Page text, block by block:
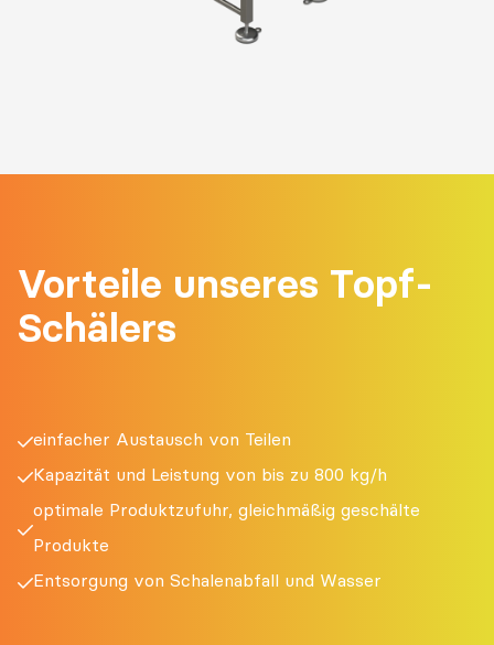
Vorteile unseres Topf-
Schälers
einfacher Austausch von Teilen
Kapazität und Leistung von bis zu 800 kg/h
optimale Produktzufuhr, gleichmäßig geschälte
Produkte
Entsorgung von Schalenabfall und Wasser